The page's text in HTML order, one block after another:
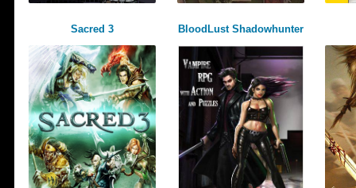
Sacred 3 BloodLust Shadowhunter